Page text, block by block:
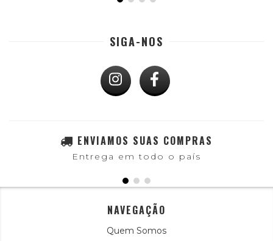
SIGA-NOS
ENVIAMOS SUAS COMPRAS
Entrega em todo o país
NAVEGAÇÃO
Quem Somos